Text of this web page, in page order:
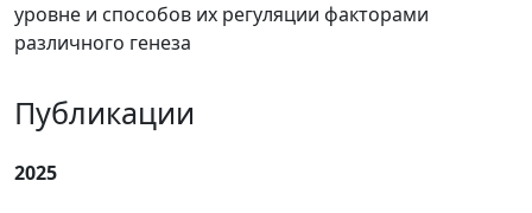
уровне и способов их регуляции факторами
различного генеза
Публикации
2025